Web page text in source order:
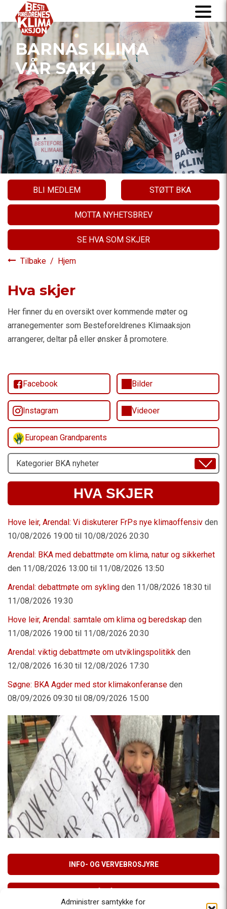
Administrer samtykke for
BARNAS KLIMA
VÅR SAK!
BLI MEDLEM STØTT BKA
MOTTA NYHETSBREV
SE HVA SOM SKJER
Tilbake / Hjem
Hva skjer
Her finner du en oversikt over kommende møter og
arranegementer som Besteforeldrenes Klimaaksjon
arrangerer, deltar på eller ønsker å promotere.
Facebook Bilder
Instagram Videoer
European Grandparents
Velg
Emne
HVA SKJER
Hove leir, Arendal: Vi diskuterer FrPs nye klimaoffensiv den
10/08/2026 19:00 til 10/08/2026 20:30
Arendal: BKA med debattmøte om klima, natur og sikkerhet
den 11/08/2026 13:00 til 11/08/2026 13:50
Arendal: debattmøte om sykling den 11/08/2026 18:30 til
11/08/2026 19:30
Hove leir, Arendal: samtale om klima og beredskap den
11/08/2026 19:00 til 11/08/2026 20:30
Arendal: viktig debattmøte om utviklingspolitikk den
12/08/2026 16:30 til 12/08/2026 17:30
Søgne: BKA Agder med stor klimakonferanse den
08/09/2026 09:30 til 08/09/2026 15:00
INFO- OG VERVEBROSJYRE